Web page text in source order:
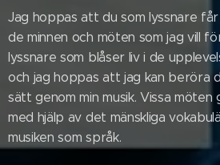
Jag hoppas att du som lyssnare
de minnen och möten som jag vill
lyssnare som blåser liv i de
och jag hoppas att jag kan beröra
sätt genom min musik. Vissa
med hjälp av det mänskliga
musiken som språk.